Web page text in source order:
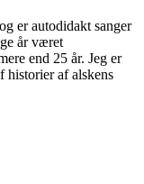
er autodidakt sanger
år været
end 25 år. Jeg er
historier af alskens